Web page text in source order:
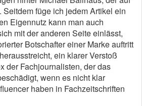
Seitdem füge ich jedem Artikel ein
Eigennutz kann man auch
mit der anderen Seite einlässt,
Botschafter einer Marke auftritt
ein klarer Verstoß
der Fachjournalisten, der das
wenn es nicht klar
haben in Fachzeitschriften